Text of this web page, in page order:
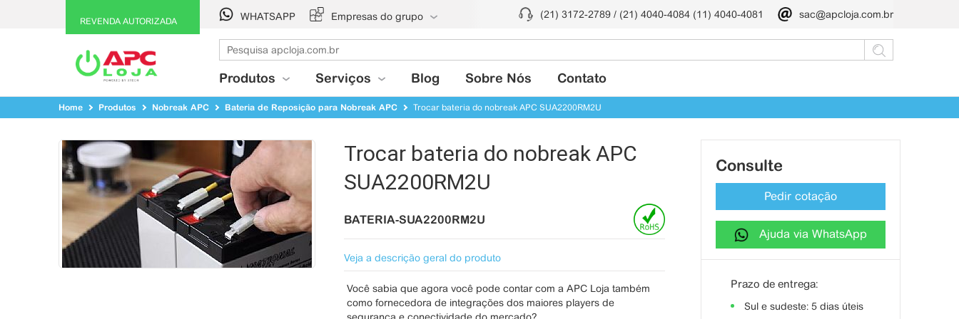
REVENDA AUTORIZADA WHATSAPP Empresas do grupo (21) 3172-2789 / (21) 4040-4084 (11) 4040-4081 sac@apcloja.com.br
Produtos Serviços Blog Sobre Nós Contato
Home Produtos Nobreak APC Bateria de Reposição para Nobreak APC Trocar bateria do nobreak APC SUA2200RM2U
Trocar bateria do nobreak APC
SUA2200RM2U
BATERIA-SUA2200RM2U
Veja a descrição geral do produto
Você sabia que agora você pode contar com a APC Loja também
como fornecedora de integrações dos maiores players de
Consulte
Pedir cotação
Ajuda via WhatsApp
Prazo de entrega:
Sul e sudeste: 5 dias úteis